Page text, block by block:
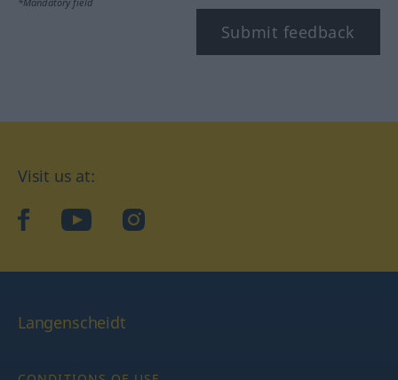
Submit feedback
Visit us at:
facebookYouTubeInstagram
Langenscheidt